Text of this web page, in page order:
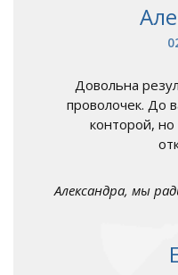
Довольна
проволочек. До
конторой,
Александра, мы